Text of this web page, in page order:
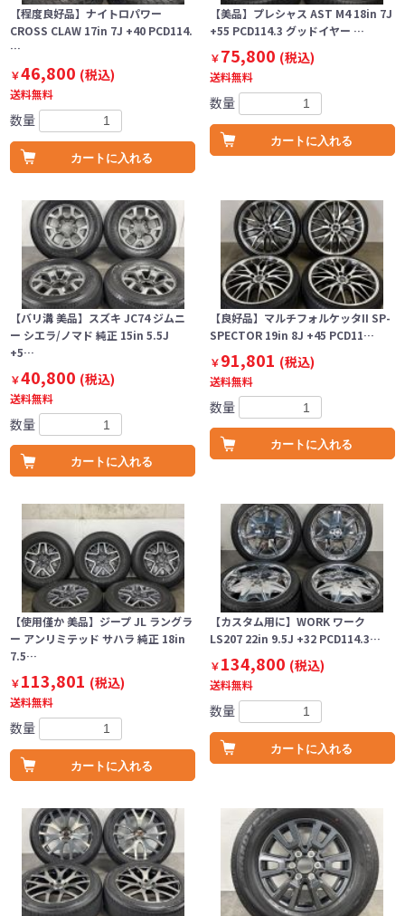
【程度良好品】ナイトロパワー
CROSS CLAW 17in 7J +40 PCD114.
…
￥46,800 (税込)
送料無料
数量
カートに入れる
【美品】プレシャス AST M4 18in 7J
+55 PCD114.3 グッドイヤー …
￥75,800 (税込)
送料無料
数量
カートに入れる
【バリ溝 美品】スズキ JC74 ジムニ
ー シエラ/ノマド 純正 15in 5.5J
+5…
￥40,800 (税込)
送料無料
数量
カートに入れる
【良好品】マルチフォルケッタII SP-
SPECTOR 19in 8J +45 PCD11…
￥91,801 (税込)
送料無料
数量
カートに入れる
【使用僅か 美品】ジープ JL ラングラ
ー アンリミテッド サハラ 純正 18in
7.5…
￥113,801 (税込)
送料無料
数量
カートに入れる
【カスタム用に】WORK ワーク
LS207 22in 9.5J +32 PCD114.3…
￥134,800 (税込)
送料無料
数量
カートに入れる